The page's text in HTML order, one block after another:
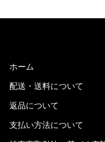
ホーム
配送・送料について
返品について
支払い方法について